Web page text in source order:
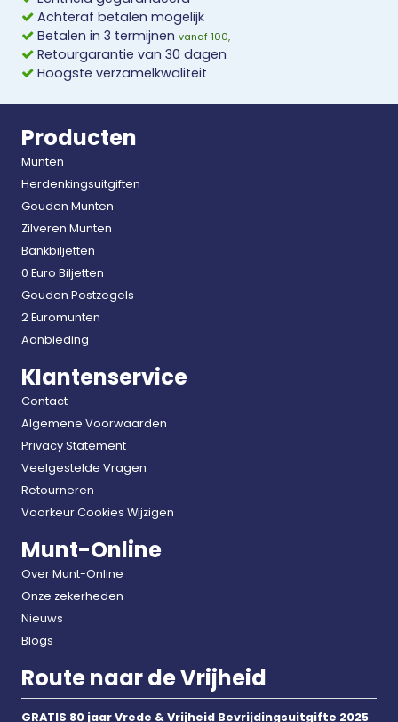
Achteraf betalen mogelijk
Betalen in 3 termijnen vanaf 100,-
Retourgarantie van 30 dagen
Hoogste verzamelkwaliteit
Producten
Munten
Herdenkingsuitgiften
Gouden Munten
Zilveren Munten
Bankbiljetten
0 Euro Biljetten
Gouden Postzegels
2 Euromunten
Aanbieding
Klantenservice
Contact
Algemene Voorwaarden
Privacy Statement
Veelgestelde Vragen
Retourneren
Voorkeur Cookies Wijzigen
Munt-Online
Over Munt-Online
Onze zekerheden
Nieuws
Blogs
Route naar de Vrijheid
GRATIS 80 jaar Vrede & Vrijheid Bevrijdingsuitgifte 2025